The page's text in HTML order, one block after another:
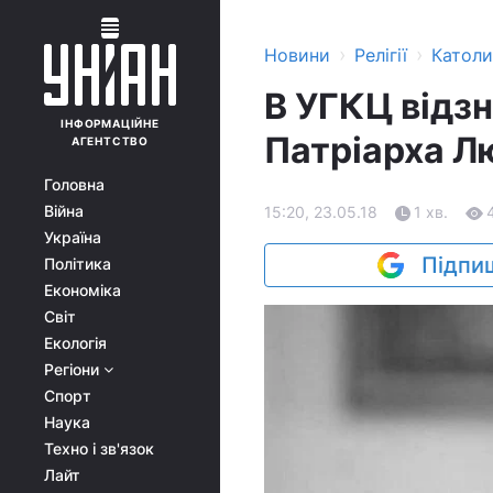
ІНФОРМАЦІЙНЕ
АГЕНТСТВО
Головна
Війна
Україна
Політика
Економіка
Світ
Екологія
Регіони
Спорт
Наука
Техно і зв'язок
Лайт
Новини › Релігії ›
В УГКЦ
Патріарха
15:20, 23.05.18 1 хв.